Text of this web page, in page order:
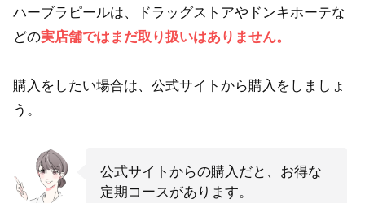
ハーブラピールは、ドラッグストアやドンキホーテな
どの実店舗ではまだ取り扱いはありません。
購入をしたい場合は、公式サイトから購入をしましょ
う。
公式サイトからの購入だと、お得な
定期コースがあります。